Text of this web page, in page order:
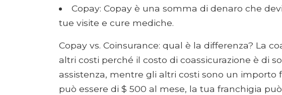
Copay: Copay è una somma di denaro che
tue visite e cure mediche.
Copay vs. Coinsurance: qual è la differenza? La
altri costi perché il costo di coassicurazione è di
assistenza, mentre gli altri costi sono un importo
può essere di $ 500 al mese, la tua franchigia